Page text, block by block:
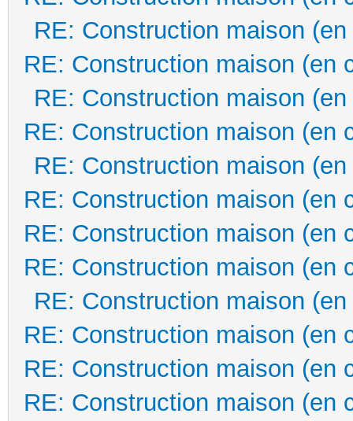
RE: Construction maison
RE: Construction maison (en
RE: Construction maison
RE: Construction maison (en
RE: Construction maison
RE: Construction maison (en
RE: Construction maison (en
RE: Construction maison (en
RE: Construction maison
RE: Construction maison (en
RE: Construction maison (en
RE: Construction maison (en